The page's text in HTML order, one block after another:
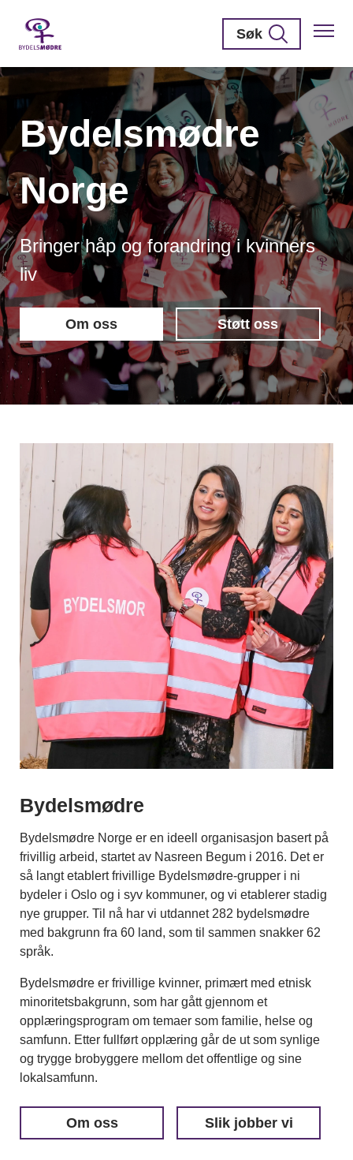
Søk
Bydelsmødre
Norge
Bringer håp og forandring i kvinners
liv
Om oss Støtt oss
Bydelsmødre
Bydelsmødre Norge er en ideell organisasjon basert på
frivillig arbeid, startet av Nasreen Begum i 2016. Det er
så langt etablert frivillige Bydelsmødre-grupper i ni
bydeler i Oslo og i syv kommuner, og vi etablerer stadig
nye grupper. Til nå har vi utdannet 282 bydelsmødre
med bakgrunn fra 60 land, som til sammen snakker 62
språk.
Bydelsmødre er frivillige kvinner, primært med etnisk
minoritetsbakgrunn, som har gått gjennom et
opplæringsprogram om temaer som familie, helse og
samfunn. Etter fullført opplæring går de ut som synlige
og trygge brobyggere mellom det offentlige og sine
lokalsamfunn.
Om oss Slik jobber vi